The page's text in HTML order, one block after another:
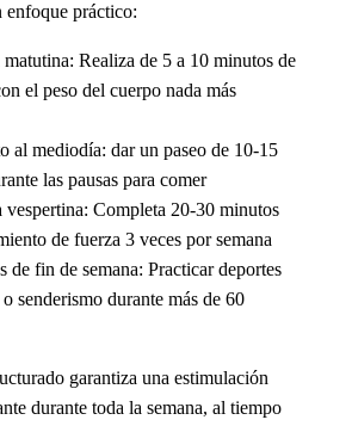
práctico:
: Realiza de 5 a 10 minutos de
el peso del cuerpo nada más
al mediodía: dar un paseo de 10-15
las pausas para comer
vespertina: Completa 20-30 minutos
de fuerza 3 veces por semana
de fin de semana: Practicar deportes
senderismo durante más de 60
garantiza una estimulación
durante toda la semana, al tiempo